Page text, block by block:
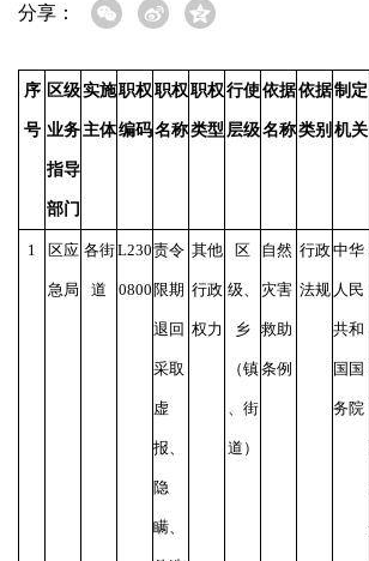
分享：
序
号
区级
业务
指导
部门
实施
主体
职权
编码
职权
名称
职权
类型
行使
层级
依据
名称
依据
类别
制定
机关
1 区应
急局
各街
道
L230
0800
责令
限期
退回
采取
虚
报、
隐
瞒、
其他
行政
权力
区
级、
乡
（镇
、街
道）
自然
灾害
救助
条例
行政
法规
中华
人民
共和
国国
务院